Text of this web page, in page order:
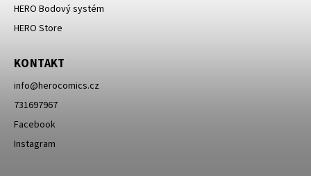
HERO Bodový systém
HERO Store
KONTAKT
info@herocomics.cz
731697967
Facebook
Instagram